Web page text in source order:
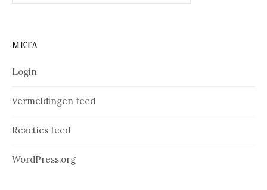
META
Login
Vermeldingen feed
Reacties feed
WordPress.org